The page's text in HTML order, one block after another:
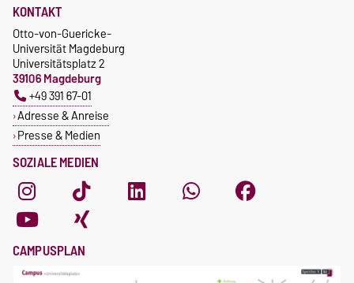
SOZIALE MEDIEN
KONTAKT
Otto-von-Guericke-
Universität Magdeburg
Universitätsplatz 2
39106 Magdeburg
+49 391 67-01
Adresse & Anreise
Presse & Medien
CAMPUSPLAN